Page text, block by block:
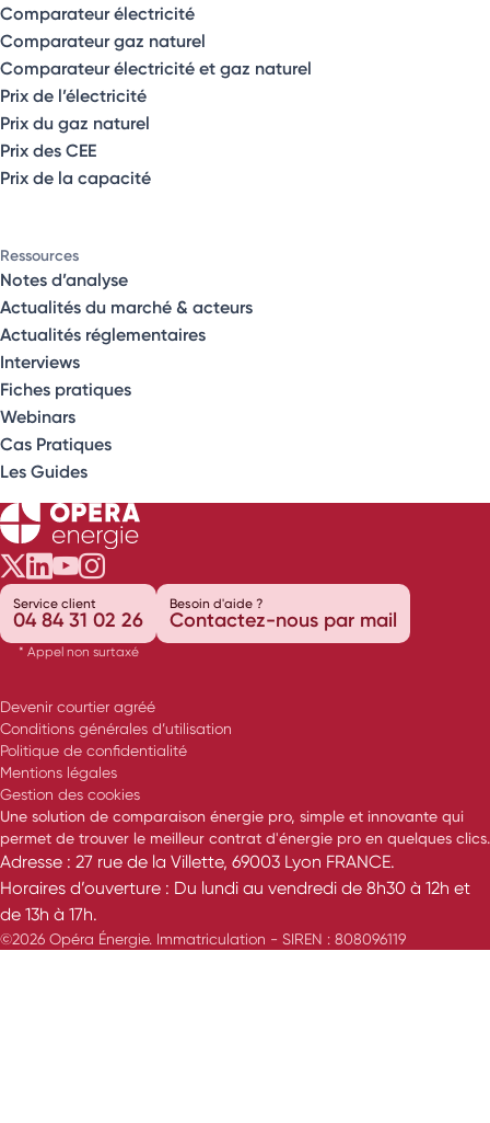
Comparateur électricité
Comparateur gaz naturel
Comparateur électricité et gaz naturel
Prix de l’électricité
Prix du gaz naturel
Prix des CEE
Prix de la capacité
Ressources
Notes d’analyse
Actualités du marché & acteurs
Actualités réglementaires
Interviews
Fiches pratiques
Webinars
Cas Pratiques
Les Guides
Opéra Énergie sur Twitter
Opéra Énergie sur LinkedIn
Opéra Énergie sur Youtube
Opéra Énergie sur Instagram
Service client
04 84 31 02 26
* Appel non surtaxé
Besoin d'aide ?
Contactez-nous par mail
Devenir courtier agréé
Conditions générales d’utilisation
Politique de confidentialité
Mentions légales
Gestion des cookies
Une solution de comparaison énergie pro, simple et innovante qui
permet de trouver le meilleur contrat d'énergie pro en quelques clics.
Adresse : 27 rue de la Villette, 69003 Lyon FRANCE.
Horaires d’ouverture : Du lundi au vendredi de 8h30 à 12h et
de 13h à 17h.
©2026 Opéra Énergie. Immatriculation - SIREN : 808096119